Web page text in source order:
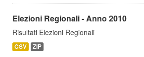
Elezioni Regionali - Anno 2010
Risultati Elezioni Regionali
CSV ZIP